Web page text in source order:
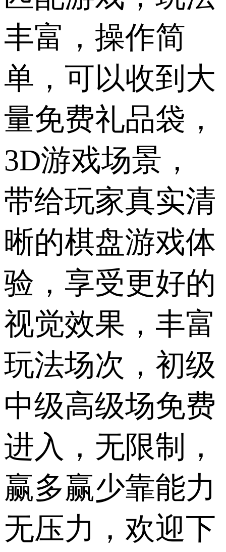
丰富，操作简
单，可以收到大
量免费礼品袋，
3D游戏场景，
带给玩家真实清
晰的棋盘游戏体
验，享受更好的
视觉效果，丰富
玩法场次，初级
中级高级场免费
进入，无限制，
赢多赢少靠能力
无压力，欢迎下